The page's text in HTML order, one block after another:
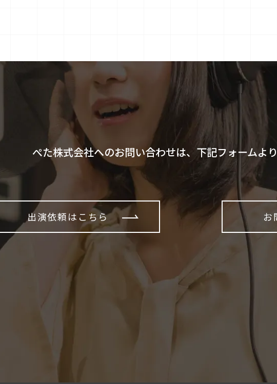
ぺた株式会社へのお問い合わせは、下記フォームよ
出演依頼はこちら お